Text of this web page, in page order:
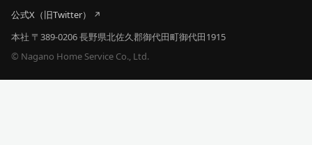
公式X（旧Twitter）
本社 〒389-0206 長野県北佐久郡御代田町御代田1915
© Nagano Home Service Co., Ltd.